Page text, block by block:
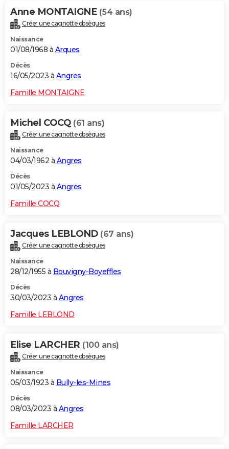
Anne MONTAIGNE (54 ans)
Créer une cagnotte obsèques
Naissance
01/08/1968 à Arques
Décès
16/05/2023 à Angres
Famille MONTAIGNE
Michel COCQ (61 ans)
Créer une cagnotte obsèques
Naissance
04/03/1962 à Angres
Décès
01/05/2023 à Angres
Famille COCQ
Jacques LEBLOND (67 ans)
Créer une cagnotte obsèques
Naissance
28/12/1955 à Bouvigny-Boyeffles
Décès
30/03/2023 à Angres
Famille LEBLOND
Elise LARCHER (100 ans)
Créer une cagnotte obsèques
Naissance
05/03/1923 à Bully-les-Mines
Décès
08/03/2023 à Angres
Famille LARCHER